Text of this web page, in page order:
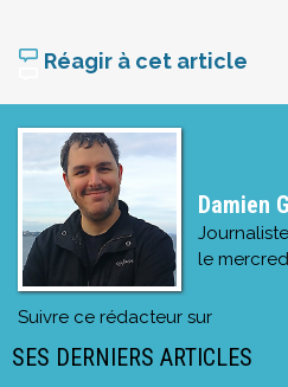
Réagir à cet article
Damien
le
Suivre ce rédacteur sur
SES DERNIERS ARTICLES